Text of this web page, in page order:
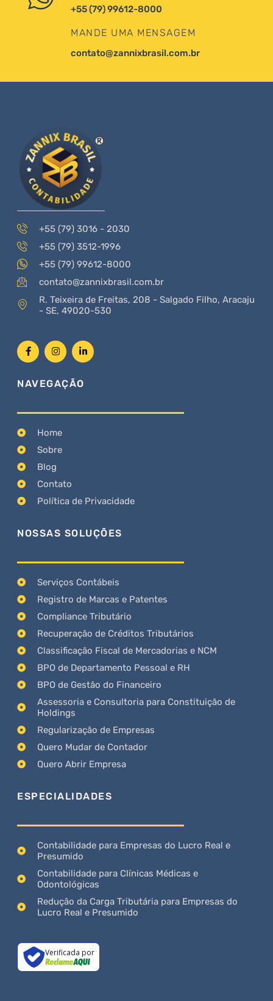
+55 (79) 99612-8000
MANDE UMA MENSAGEM
contato@zannixbrasil.com.br
+55 (79) 3016 - 2030
+55 (79) 3512-1996
+55 (79) 99612-8000
contato@zannixbrasil.com.br
R. Teixeira de Freitas, 208 - Salgado Filho, Aracaju
- SE, 49020-530
NAVEGAÇÃO
Home
Sobre
Blog
Contato
Política de Privacidade
NOSSAS SOLUÇÕES
Serviços Contábeis
Registro de Marcas e Patentes
Compliance Tributário
Recuperação de Créditos Tributários
Classificação Fiscal de Mercadorias e NCM
BPO de Departamento Pessoal e RH
BPO de Gestão do Financeiro
Assessoria e Consultoria para Constituição de
Holdings
Regularização de Empresas
Quero Mudar de Contador
Quero Abrir Empresa
ESPECIALIDADES
Contabilidade para Empresas do Lucro Real e
Presumido
Contabilidade para Clínicas Médicas e
Odontológicas
Redução da Carga Tributária para Empresas do
Lucro Real e Presumido
Verificada por